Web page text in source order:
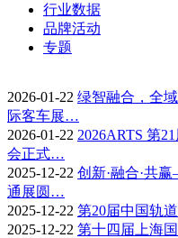
行业数据
品牌活动
专题
2026-01-22 绿智融合，全
际客车展…
2026-01-22 2026ARTS 第
会正式…
2025-12-22 创新·融合·共
通展圆…
2025-12-22 第20届中国轨
2025-12-22 第十四届上海